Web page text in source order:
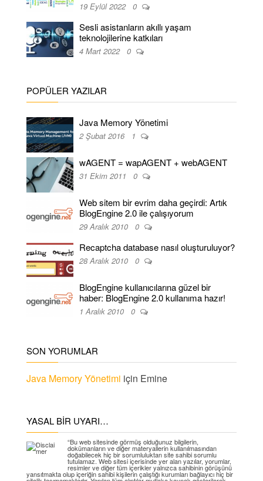
19 Eylül 2022 0
Sesli asistanların akıllı yaşam
teknolojilerine katkıları
4 Mart 2022 0
POPÜLER YAZILAR
Java Memory Yönetimi
2 Şubat 2016 1
wAGENT = wapAGENT + webAGENT
31 Ekim 2011 0
Web sitem bir evrim daha geçirdi: Artık
BlogEngine 2.0 ile çalışıyorum
29 Aralık 2010 0
Recaptcha database nasıl oluşturuluyor?
28 Aralık 2010 0
BlogEngine kullanıcılarına güzel bir
haber: BlogEngine 2.0 kullanıma hazır!
1 Aralık 2010 0
SON YORUMLAR
Java Memory Yönetimi için Emine
YASAL BIR UYARI…
“Bu web sitesinde görmüş olduğunuz bilgilerin,
dokümanların ve diğer materyallerin kullanılmasından
doğabilecek hiç bir sorumluluktan site sahibi sorumlu
tutulamaz. Web sitesi içerisinde yer alan yazılar, yorumlar,
resimler ve diğer tüm içerikler yalnızca sahibinin görüşünü
yansıtmakta olup içeriğin sahibi kişilerin çalıştığı kurumları bağlayıcı hiç bir